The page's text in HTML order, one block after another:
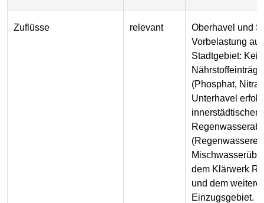
Zuflüsse relevant
Oberhavel und
Vorbelastung
Stadtgebiet:
Nährstoffeinträge
(Phosphat,
Unterhavel
innerstädtischen
dem Klärwerk
und dem
Einzugsgebiet.